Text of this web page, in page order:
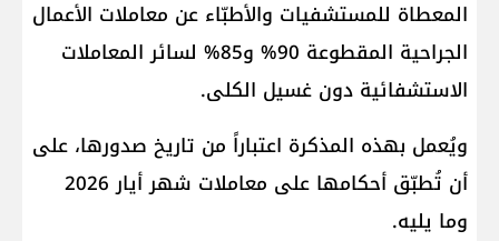
المعطاة للمستشفيات والأطبّاء عن معاملات الأعمال
الجراحية المقطوعة 90% و85% لسائر المعاملات
الاستشفائية دون غسيل الكلى.
ويُعمل بهذه المذكرة اعتباراً من تاريخ صدورها، على
أن تُطبّق أحكامها على معاملات شهر أيار 2026
وما يليه.